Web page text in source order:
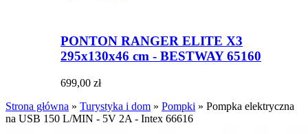
PONTON RANGER ELITE X3
295x130x46 cm - BESTWAY 65160
699,00 zł
Strona główna » Turystyka i dom » Pompki » Pompka elektryczna
na USB 150 L/MIN - 5V 2A - Intex 66616